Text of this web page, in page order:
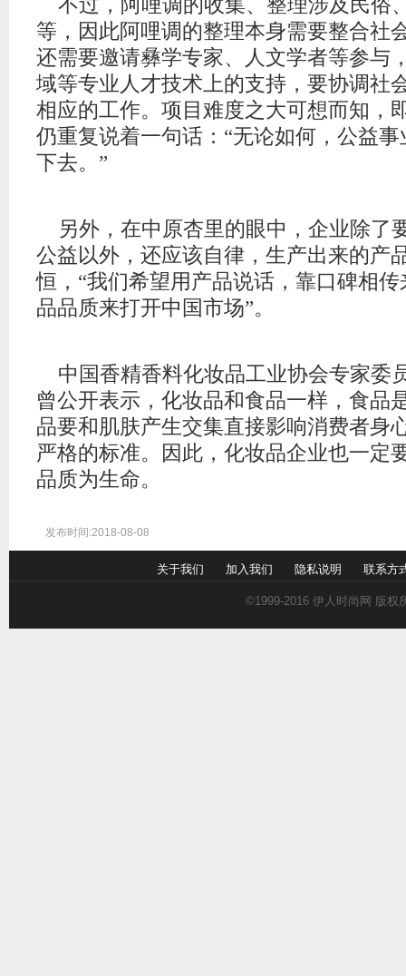
等，因此阿哩调的整理本身需要整合社
还需要邀请彝学专家、人文学者等参与
域等专业人才技术上的支持，要协调社
相应的工作。项目难度之大可想而知，
仍重复说着一句话：“无论如何，公益
下去。”
另外，在中原杏里的眼中，企业除了
公益以外，还应该自律，生产出来的产
恒，“我们希望用产品说话，靠口碑相
品品质来打开中国市场”。
中国香精香料化妆品工业协会专家委
曾公开表示，化妆品和食品一样，食品
品要和肌肤产生交集直接影响消费者身
严格的标准。因此，化妆品企业也一定
品质为生命。
发布时间:2018-08-08
关于我们 加入我们 隐私说明 联系方
©1999-2016 伊人时尚网 版权